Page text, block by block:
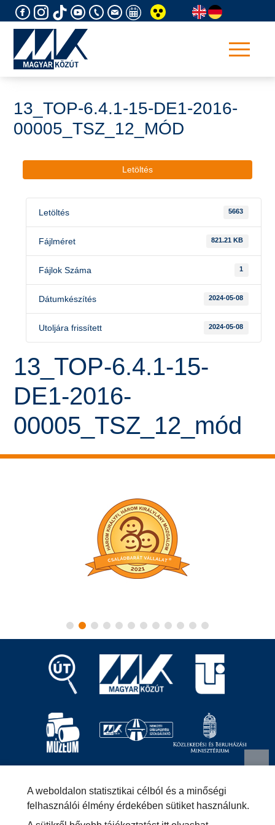
to
13_TOP-6.4.1-15-DE1-2016-
00005_TSZ_12_MÓD
Letöltés
Letöltés 5663
Fájlméret 821.21 KB
Fájlok Száma 1
Dátumkészítés 2024-05-08
Utoljára frissített 2024-05-08
13_TOP-6.4.1-15-
DE1-2016-
00005_TSZ_12_mód
1024 Budapest, Fényes
Elek utca 7-13.
+36 (1) 819-9000 info@kozut.hu
A weboldalon statisztikai célból és a minőségi
felhasználói élmény érdekében sütiket használunk.